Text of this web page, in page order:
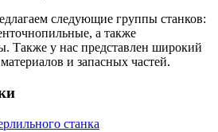
следующие группы станков:
а также
Также у нас представлен широкий
и запасных частей.